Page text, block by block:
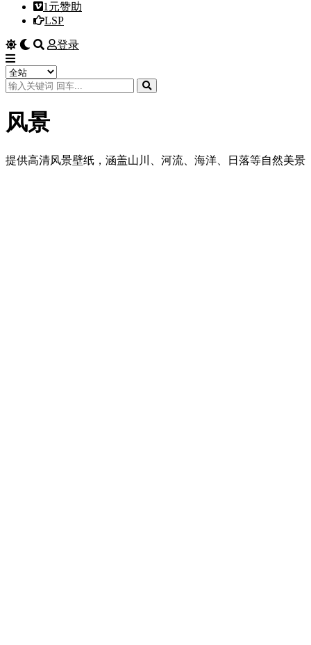
1元赞助
LSP
登录
风景
提供高清风景壁纸，涵盖山川、河流、海洋、日落等自然美景